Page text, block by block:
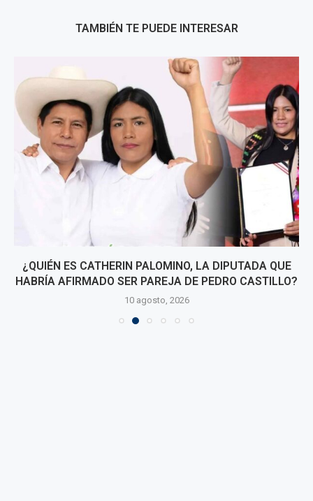
TAMBIÉN TE PUEDE INTERESAR
¿QUIÉN ES CATHERIN PALOMINO, LA DIPUTADA QUE
HABRÍA AFIRMADO SER PAREJA DE PEDRO CASTILLO?
10 agosto, 2026